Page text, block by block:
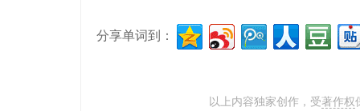
分享单词到：
以上内容独家创作，受著作权